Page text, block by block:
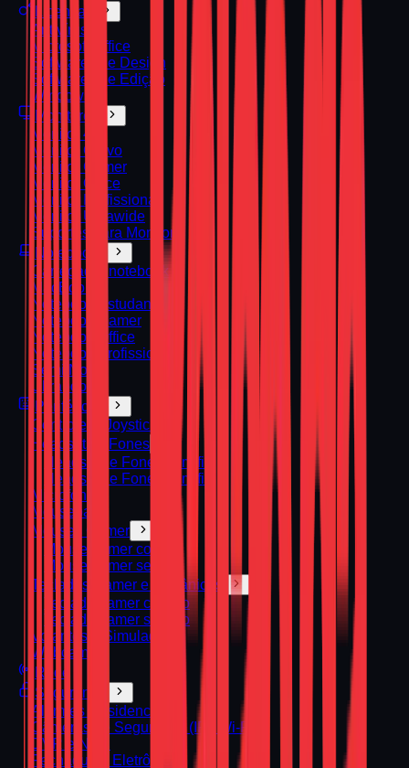
Licenças
Antivírus
Microsoft Office
Softwares de Design
Softwares de Edição
Windows
Monitores
Monitor 4K
Monitor Curvo
Monitor Gamer
Monitor Office
Monitor Profissional
Monitor Ultrawide
Suportes para Monitor
Notebooks
Carregador notebook
MacBook
Notebook Estudante
Notebook Gamer
Notebook Office
Notebook Profissional
Semi Novo
Ultrabook
Periféricos
Controles / Joysticks
Headsets e Fones
Headsets e Fones com fio
Headsets e Fones sem fio
Microfones
Mousepads
Mouses Gamer
Mouse gamer com fio
Mouse gamer sem fio
Teclados Gamer e Mecânicos
Teclado gamer com fio
Teclado gamer sem fio
Volantes e Simuladores
Webcams
Rede
Segurança
Alarmes Residenciais
Câmeras de Segurança (IP / Wi‑Fi)
DVR e NVR
Fechaduras Eletrônicas